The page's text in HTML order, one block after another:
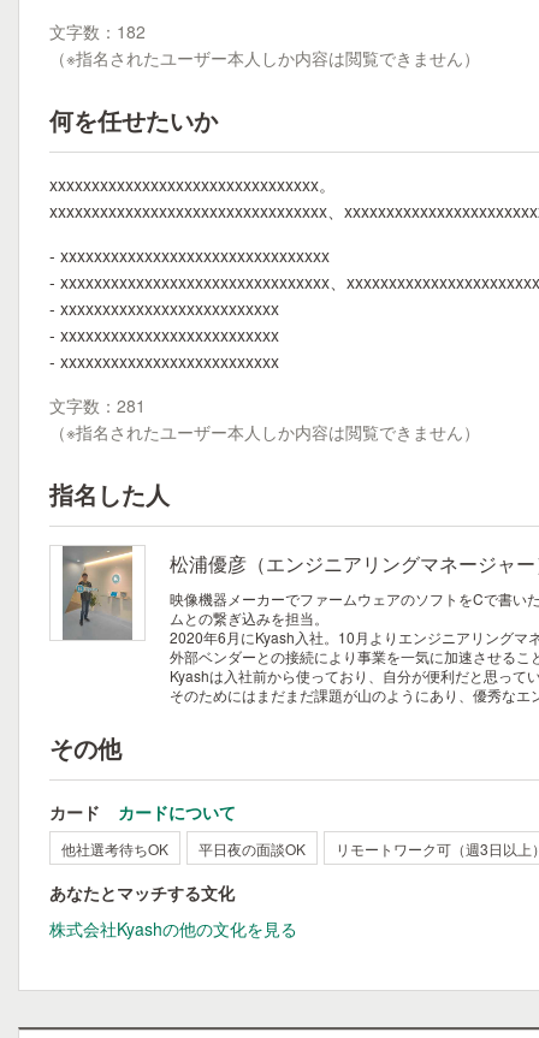
文字数：182
（※指名されたユーザー本人しか内容は閲覧できません）
何を任せたいか
xxxxxxxxxxxxxxxxxxxxxxxxxxxxxxxx。
xxxxxxxxxxxxxxxxxxxxxxxxxxxxxxxxx、
- xxxxxxxxxxxxxxxxxxxxxxxxxxxxxxxx
- xxxxxxxxxxxxxxxxxxxxxxxxxxxxxxxx、
- xxxxxxxxxxxxxxxxxxxxxxxxxx
- xxxxxxxxxxxxxxxxxxxxxxxxxx
- xxxxxxxxxxxxxxxxxxxxxxxxxx
文字数：281
（※指名されたユーザー本人しか内容は閲覧できません）
指名した人
松浦優彦（エンジニアリングマネージャー
映像機器メーカーでファームウェアのソフトをCで書い
ムとの繋ぎ込みを担当。
2020年6月にKyash入社。10月よりエンジニアリングマ
外部ベンダーとの接続により事業を一気に加速させるこ
Kyashは入社前から使っており、自分が便利だと思って
そのためにはまだまだ課題が山のようにあり、優秀な
その他
カード カードについて
他社選考待ちOK 平日夜の面談OK リモートワーク可（週3日以上）
あなたとマッチする文化
株式会社Kyashの他の文化を見る